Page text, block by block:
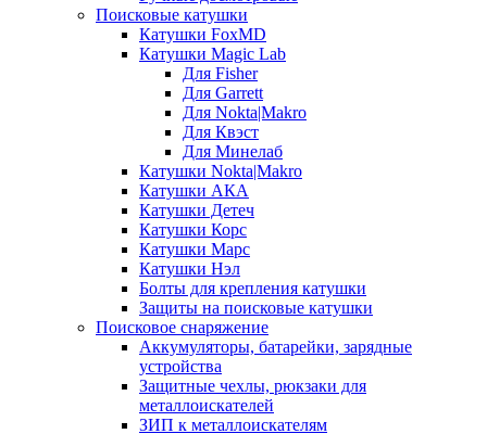
Поисковые катушки
Катушки FoxMD
Катушки Magic Lab
Для Fisher
Для Garrett
Для Nokta|Makro
Для Квэст
Для Минелаб
Катушки Nokta|Makro
Катушки АКА
Катушки Детеч
Катушки Корс
Катушки Марс
Катушки Нэл
Болты для крепления катушки
Защиты на поисковые катушки
Поисковое снаряжение
Аккумуляторы, батарейки, зарядные
устройства
Защитные чехлы, рюкзаки для
металлоискателей
ЗИП к металлоискателям